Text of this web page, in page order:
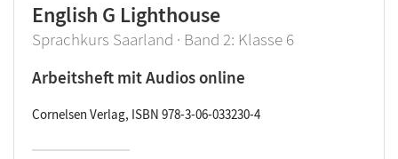
English G Lighthouse
Sprachkurs Saarland · Band 2: Klasse 6
Arbeitsheft mit Audios online
Cornelsen Verlag, ISBN 978-3-06-033230-4